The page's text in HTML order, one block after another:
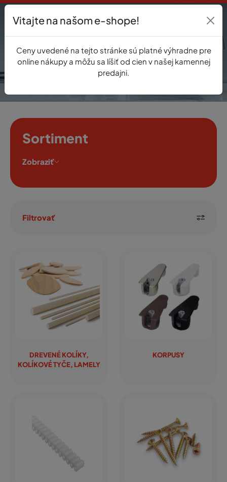
0
Sortiment
Zobraziť
Filtrovať
DREVENÉ KOLÍKY,
KOLÍKOVÉ TYČE, LAMELY
KORPUSY
Vitajte na našom e-shope!
Ceny uvedené na tejto stránke sú platné výhradne pre
online nákupy a môžu sa líšiť od cien v našej kamennej
predajni.